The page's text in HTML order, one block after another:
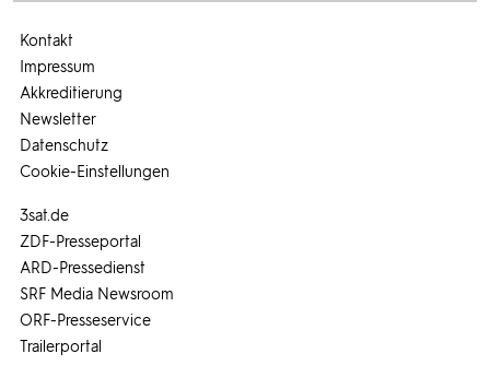
3sat.de
ZDF-Presseportal
ARD-Pressedienst
SRF Media Newsroom
ORF-Presseservice
Trailerportal
Kontakt
Impressum
Akkreditierung
Newsletter
Datenschutz
Cookie-Einstellungen